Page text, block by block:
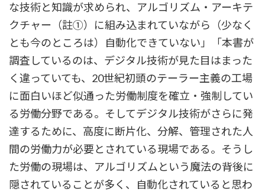
な技術と知識が求められ、アルゴリズム・アーキテ
クチャー（註①）に組み込まれていながら（少なく
とも今のところは）自動化できていない」「本書が
調査しているのは、デジタル技術が見た目はまった
く違っていても、20世紀初頭のテーラー主義の工場
に面白いほど似通った労働制度を確立・強制してい
る労働分野である。そしてデジタル技術がさらに発
達するために、高度に断片化、分解、管理された人
間の労働力が必要とされている現場である。そうし
た労働の現場は、アルゴリズムという魔法の背後に
隠されていることが多く、自動化されていると思わ